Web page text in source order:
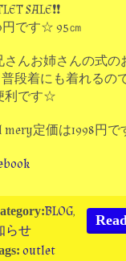
SALE❗❗
円です☆ 95㎝
さんお姉さんの式の
普段着にも着れるの
利です☆
定価は1998円で
BLOG,
らせ
outlet